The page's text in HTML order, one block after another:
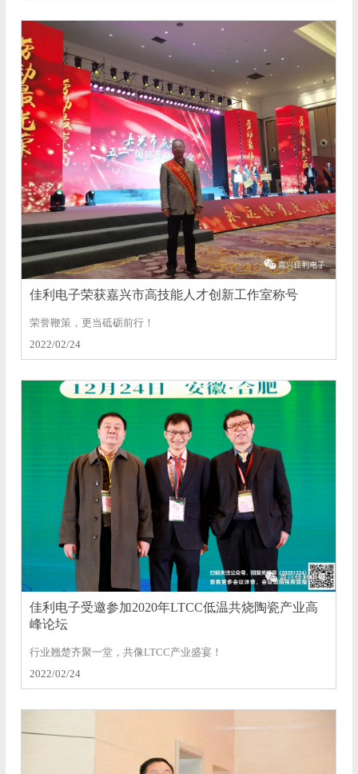
佳利电子荣获嘉兴市高技能人才创新工作室称号
荣誉鞭策，更当砥砺前行！
2022/02/24
佳利电子受邀参加2020年LTCC低温共烧陶瓷产业高
峰论坛
行业翘楚齐聚一堂，共像LTCC产业盛宴！
2022/02/24